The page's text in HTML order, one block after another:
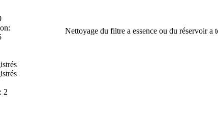
2
Nettoyage du filtre a essence ou du réservoir a